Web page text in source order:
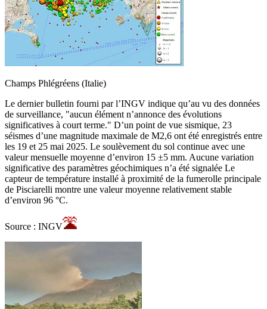
Champs Phlégréens (Italie)
Le dernier bulletin fourni par l’INGV indique qu’au vu des données
de surveillance, "aucun élément n’annonce des évolutions
significatives à court terme." D’un point de vue sismique, 23
séismes d’une magnitude maximale de M2,6 ont été enregistrés entre
les 19 et 25 mai 2025. Le soulèvement du sol continue avec une
valeur mensuelle moyenne d’environ 15 ±5 mm. Aucune variation
significative des paramètres géochimiques n’a été signalée Le
capteur de température installé à proximité de la fumerolle principale
de Pisciarelli montre une valeur moyenne relativement stable
d’environ 96 °C.
Source : INGV